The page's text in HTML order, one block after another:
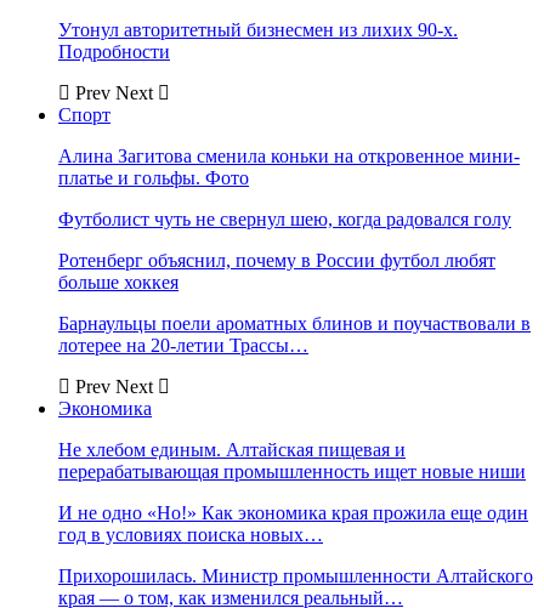
Утонул авторитетный бизнесмен из лихих 90-х.
Подробности
Prev Next
Спорт
Алина Загитова сменила коньки на откровенное мини-
платье и гольфы. Фото
Футболист чуть не свернул шею, когда радовался голу
Ротенберг объяснил, почему в России футбол любят
больше хоккея
Барнаульцы поели ароматных блинов и поучаствовали в
лотерее на 20-летии Трассы…
Prev Next
Экономика
Не хлебом единым. Алтайская пищевая и
перерабатывающая промышленность ищет новые ниши
И не одно «Но!» Как экономика края прожила еще один
год в условиях поиска новых…
Прихорошилась. Министр промышленности Алтайского
края — о том, как изменился реальный…